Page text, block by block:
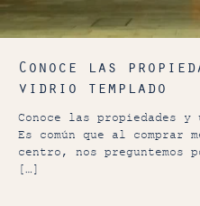
Conoce las
vidrio templado
Conoce las propiedades
Es común que al comprar
centro, nos
[…]